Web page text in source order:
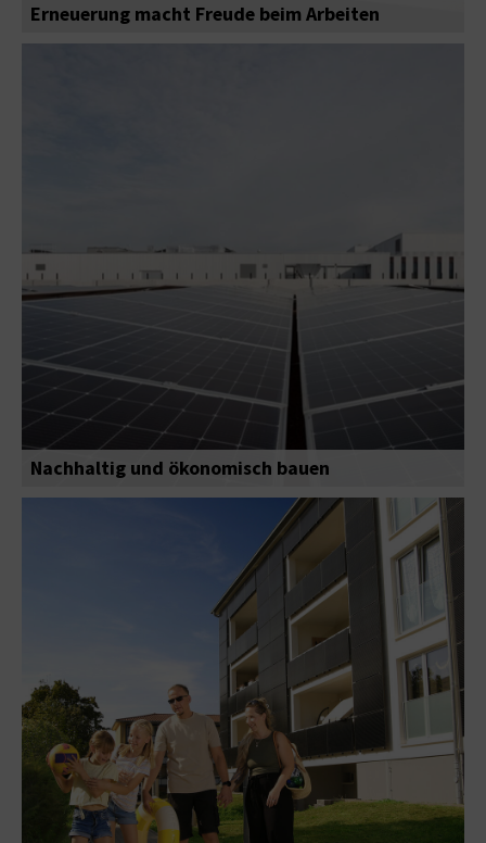
Erneuerung macht Freude beim Arbeiten
Nachhaltig und ökonomisch bauen